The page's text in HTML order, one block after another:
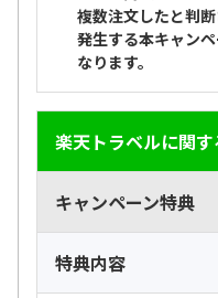
複数注文したと判
発生する本キャン
なります。
楽天トラベルに関
キャンペーン特典
特典内容